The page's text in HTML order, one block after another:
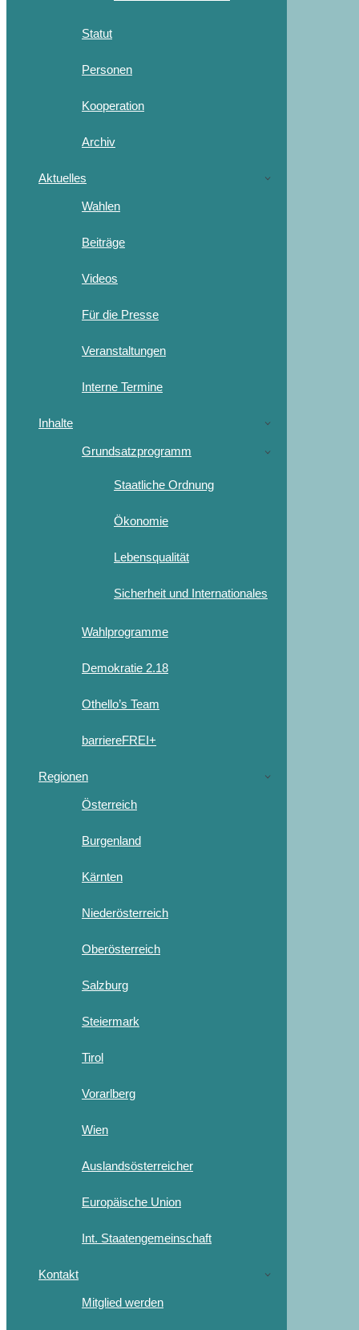
Statut
Personen
Kooperation
Archiv
Aktuelles
Wahlen
Beiträge
Videos
Für die Presse
Veranstaltungen
Interne Termine
Inhalte
Grundsatzprogramm
Staatliche Ordnung
Ökonomie
Lebensqualität
Sicherheit und Internationales
Wahlprogramme
Demokratie 2.18
Othello’s Team
barriereFREI+
Regionen
Österreich
Burgenland
Kärnten
Niederösterreich
Oberösterreich
Salzburg
Steiermark
Tirol
Vorarlberg
Wien
Auslandsösterreicher
Europäische Union
Int. Staatengemeinschaft
Kontakt
Mitglied werden